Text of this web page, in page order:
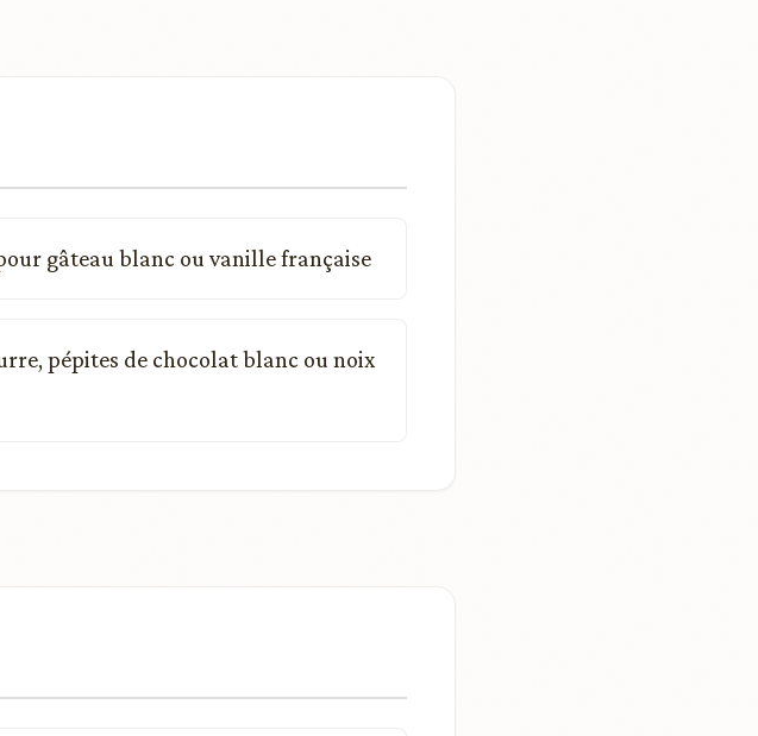
gâteau blanc ou vanille française
pépites de chocolat blanc ou noix